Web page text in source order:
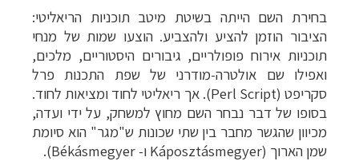
בחירת השם הייתה בשיטת מיטב תוכניות הריאליטי:
הציבור הוזמן להציע ולהצביע. הוצעו שמות של מנחי
תוכניות אירוח פופולריים, גיבורים היסטוריים, מלכים,
ואפילו שם אולטרה-מודרני של שפת התכנות פרל
סקריפט (Perl Script). אך ריאליטי לחוד ומציאות לחוד.
בסופו של דבר נבחר השם מחוץ למשחק, על ידי ועדה,
מכיוון שהגשר מחבר בין שתי שכונות ש"מגר" הוא סיומת
שמן הארוך (Káposztásmegyer ו- Békásmegyer
).